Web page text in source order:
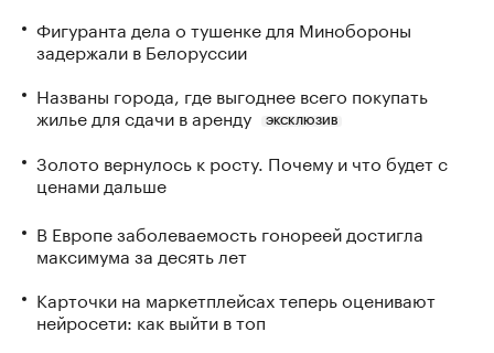
Фигуранта дела о тушенке для Минобороны
задержали в Белоруссии
Названы города, где выгоднее всего покупать
жилье для сдачи в аренду
ЭКСКЛЮЗИВ
Золото вернулось к росту. Почему и что будет с
ценами дальше
В Европе заболеваемость гонореей достигла
максимума за десять лет
Карточки на маркетплейсах теперь оценивают
нейросети: как выйти в топ